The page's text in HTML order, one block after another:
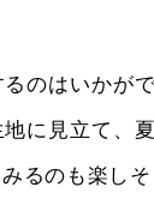
のはいかが
に見立て、
るのも楽しそ